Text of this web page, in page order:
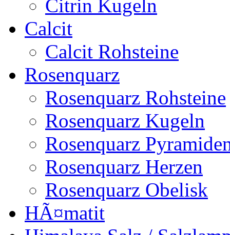
Citrin Kugeln
Calcit
Calcit Rohsteine
Rosenquarz
Rosenquarz Rohsteine
Rosenquarz Kugeln
Rosenquarz
Rosenquarz Herzen
Rosenquarz Obelisk
HÃ¤matit